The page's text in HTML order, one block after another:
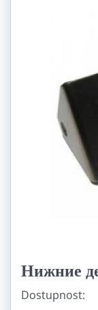
Нижние
Dostupnost: